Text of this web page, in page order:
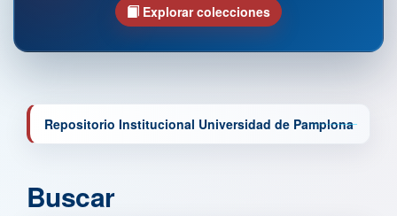
Explorar colecciones
Repositorio Institucional Universidad de Pamplona
Buscar